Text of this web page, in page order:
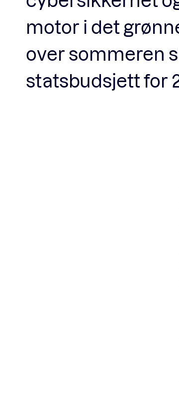
motor i det
over sommeren
statsbudsjett for